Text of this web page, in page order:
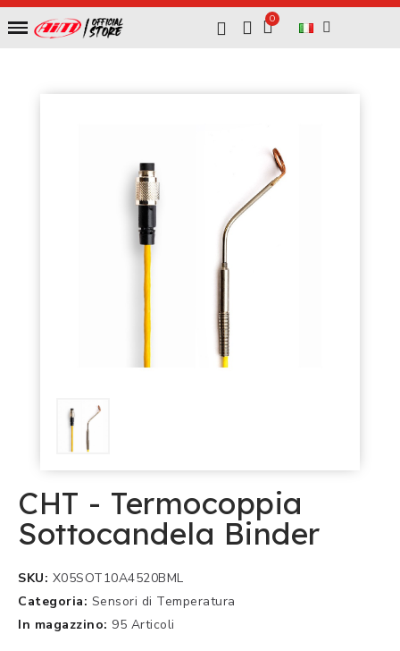
CHT - Termocoppia
Sottocandela Binder
SKU X05SOT10A4520BML
Categoria Sensori di Temperatura
In magazzino 95 Articoli